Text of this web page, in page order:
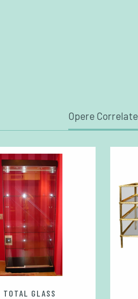
Opere Correlate
TOTAL GLASS